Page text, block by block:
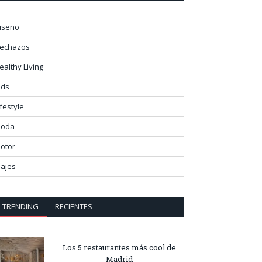
Living
TRENDING RECIENTES
Los 5 restaurantes más cool de
Madrid